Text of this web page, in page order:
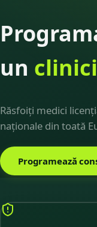
un
Răsfoiți medici
naționale din toată
Programează